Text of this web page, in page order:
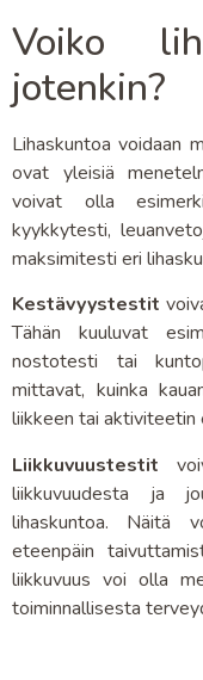
Voiko
jotenkin?
Lihaskuntoa voidaan
ovat yleisiä
voivat olla
kyykkytesti,
maksimitesti eri
Kestävyystestit
Tähän kuuluvat
nostotesti tai
mittavat, kuinka
liikkeen tai aktiviteetin
Liikkuvuustestit
liikkuvuudesta ja
lihaskuntoa. Näitä
eteenpäin
liikkuvuus voi olla
toiminnallisesta